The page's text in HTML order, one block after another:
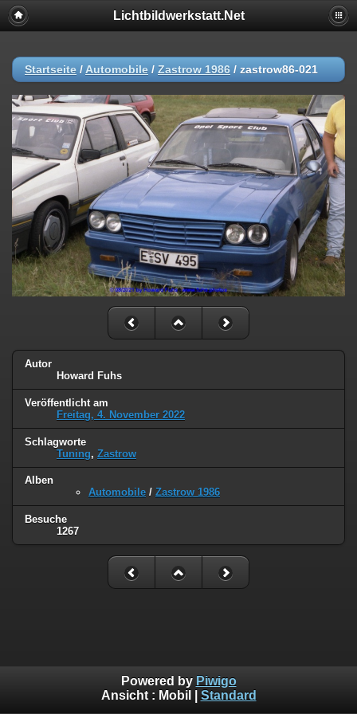
Lichtbildwerkstatt.Net
Startseite / Automobile / Zastrow 1986 / zastrow86-021
Autor
Howard Fuhs
Veröffentlicht am
Freitag, 4. November 2022
Schlagworte
Tuning, Zastrow
Alben
Automobile / Zastrow 1986
Besuche
1267
Powered by Piwigo
Ansicht : Mobil Standard